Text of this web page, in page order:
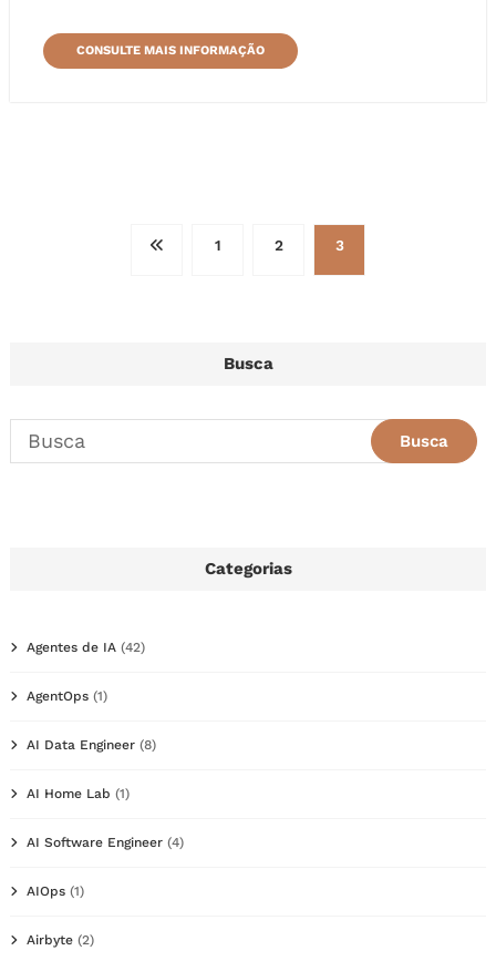
CONSULTE MAIS INFORMAÇÃO
Paginação
1 2 3
Busca
Categorias
Agentes de IA (42)
AgentOps (1)
AI Data Engineer (8)
AI Home Lab (1)
AI Software Engineer (4)
AIOps (1)
Airbyte (2)